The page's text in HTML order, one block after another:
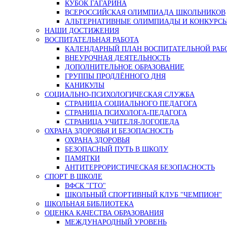
КУБОК ГАГАРИНА
ВСЕРОССИЙСКАЯ ОЛИМПИАДА ШКОЛЬНИКОВ
АЛЬТЕРНАТИВНЫЕ ОЛИМПИАДЫ И
НАШИ ДОСТИЖЕНИЯ
ВОСПИТАТЕЛЬНАЯ РАБОТА
КАЛЕНДАРНЫЙ ПЛАН ВОСПИТАТЕЛЬНОЙ
ВНЕУРОЧНАЯ ДЕЯТЕЛЬНОСТЬ
ДОПОЛНИТЕЛЬНОЕ ОБРАЗОВАНИЕ
ГРУППЫ ПРОДЛЁННОГО ДНЯ
КАНИКУЛЫ
СОЦИАЛЬНО-ПСИХОЛОГИЧЕСКАЯ СЛУЖБА
СТРАНИЦА СОЦИАЛЬНОГО ПЕДАГОГА
СТРАНИЦА ПСИХОЛОГА-ПЕДАГОГА
СТРАНИЦА УЧИТЕЛЯ-ЛОГОПЕДА
ОХРАНА ЗДОРОВЬЯ И БЕЗОПАСНОСТЬ
ОХРАНА ЗДОРОВЬЯ
БЕЗОПАСНЫЙ ПУТЬ В ШКОЛУ
ПАМЯТКИ
АНТИТЕРРОРИСТИЧЕСКАЯ БЕЗОПАСНОСТЬ
СПОРТ В ШКОЛЕ
ВФСК "ГТО"
ШКОЛЬНЫЙ СПОРТИВНЫЙ КЛУБ "ЧЕМПИОН"
ШКОЛЬНАЯ БИБЛИОТЕКА
ОЦЕНКА КАЧЕСТВА ОБРАЗОВАНИЯ
МЕЖДУНАРОДНЫЙ УРОВЕНЬ